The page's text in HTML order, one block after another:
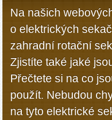
Na našich
o elektrických
zahradní rotační
Zjistíte také jaké
Přečtete si na co
použít. Nebudou
na tyto elektrické